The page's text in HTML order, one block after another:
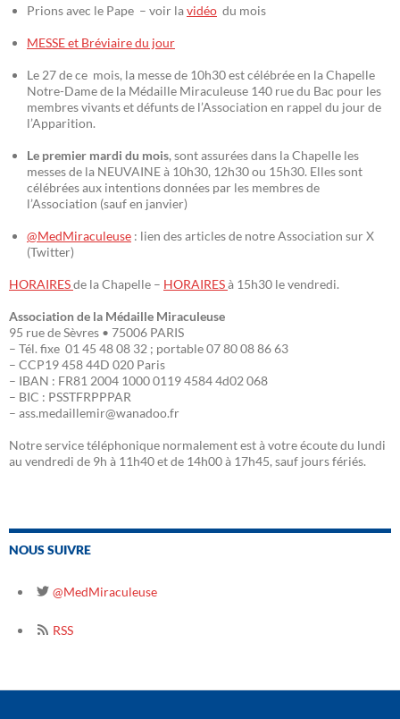
Prions avec le Pape – voir lavidéo du mois
MESSE et Bréviaire du jour
Le 27 de ce mois, la messe de 10h30 est célébrée en la Chapelle
Notre-Dame de la Médaille Miraculeuse 140 rue du Bac pour les
membres vivants et défunts de l’Association en rappel du jour de
l’Apparition.
Le premier mardi du mois, sont assurées dans la Chapelle les
messes de la NEUVAINE à 10h30, 12h30 ou 15h30. Elles sont
célébrées aux intentions données par les membres de
l’Association (sauf en janvier)
@MedMiraculeuse : lien des articles de notre Association sur X
(Twitter)
HORAIRESde la Chapelle – HORAIRESà 15h30 le vendredi.
Association de la Médaille Miraculeuse
95 rue de Sèvres • 75006 PARIS
– Tél. fixe 01 45 48 08 32 ; portable 07 80 08 86 63
– CCP19 458 44D 020 Paris
– IBAN : FR81 2004 1000 0119 4584 4d02 068
– BIC : PSSTFRPPPAR
– ass.medaillemir@wanadoo.fr
Notre service téléphonique normalement est à votre écoute du lundi
au vendredi de 9h à 11h40 et de 14h00 à 17h45, sauf jours fériés.
NOUS SUIVRE
@MedMiraculeuse
RSS